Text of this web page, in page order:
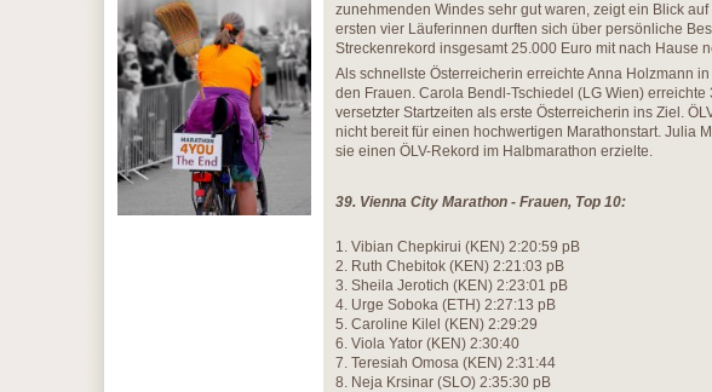
zunehmenden Windes sehr gut waren, zeigt ein Blick
ersten vier Läuferinnen durften sich über persönliche
Streckenrekord insgesamt 25.000 Euro mit nach Hause
Als schnellste Österreicherin erreichte Anna Holzmann
den Frauen. Carola Bendl-Tschiedel (LG Wien)
versetzter Startzeiten als erste Österreicherin ins Ziel.
nicht bereit für einen hochwertigen Marathonstart. Julia
sie einen ÖLV-Rekord im Halbmarathon erzielte.
39. Vienna City Marathon - Frauen, Top 10:
1. Vibian Chepkirui (KEN) 2:20:59 pB
2. Ruth Chebitok (KEN) 2:21:03 pB
3. Sheila Jerotich (KEN) 2:23:01 pB
4. Urge Soboka (ETH) 2:27:13 pB
5. Caroline Kilel (KEN) 2:29:29
6. Viola Yator (KEN) 2:30:40
7. Teresiah Omosa (KEN) 2:31:44
8. Neja Krsinar (SLO) 2:35:30 pB